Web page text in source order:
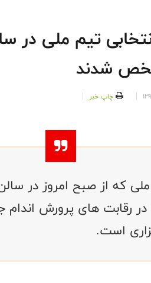
تیم ملی در
شدند
چاپ خبر
در رقابت های پرورش اندام
است.